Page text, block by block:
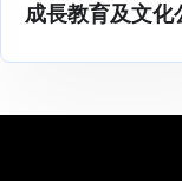
成長教育及文化